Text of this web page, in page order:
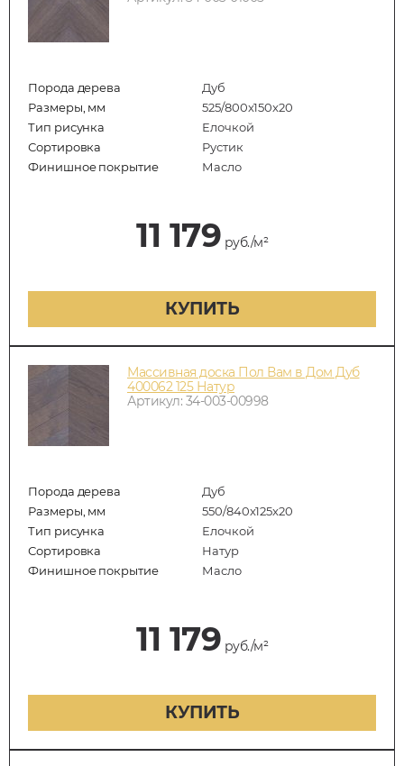
Порода дерева
Дуб
Размеры, мм
525/800x150x20
Тип рисунка
Елочкой
Сортировка
Рустик
Финишное покрытие
Масло
11 179 руб./м²
КУПИТЬ
Массивная доска Пол Вам в Дом Дуб
400062 125 Натур
Артикул: 34-003-00998
Порода дерева
Дуб
Размеры, мм
550/840x125x20
Тип рисунка
Елочкой
Сортировка
Натур
Финишное покрытие
Масло
11 179 руб./м²
КУПИТЬ